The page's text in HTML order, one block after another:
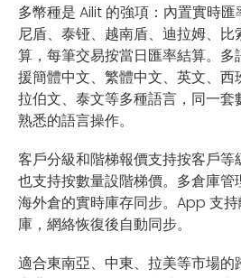
多幣種是 Ailit 的強項：內置實時
尼盾、泰铔、越南盾、迪拉姆、比
算，每筆交易按當日匯率結算。多
援簡體中文、繁體中文、英文、
拉伯文、泰文等多種語言，同一套
熟悉的語言操作。
客戶分級和階梯報價支持按客戶等
也支持按數量設階梯價。多倉庫管
海外倉的實時庫存同步。App 支
庫，網絡恢復後自動同步。
適合東南亞、中東、拉美等市場